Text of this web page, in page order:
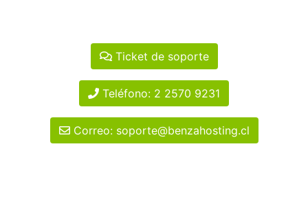
Ticket de soporte
Teléfono: 2 2570 9231
Correo: soporte@benzahosting.cl